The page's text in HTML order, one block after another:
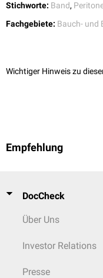
Stichworte: Band,
Fachgebiete: Bauch- und
Wichtiger Hinweis zu
Empfehlung
DocCheck
Über Uns
Investor Relations
Presse